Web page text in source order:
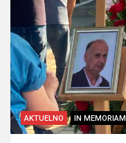
AKTUELNO IN MEMORIAM